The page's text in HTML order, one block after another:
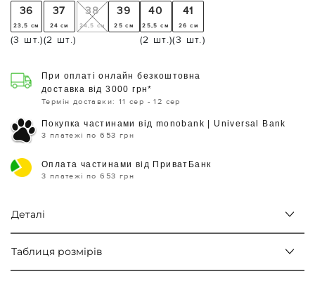
36
23,5 см
(3 шт.)
37
24 см
(2 шт.)
38
24,5 см
39
25 см
40
25,5 см
(2 шт.)
41
26 см
(3 шт.)
При оплаті онлайн безкоштовна
доставка від 3000 грн*
Термін доставки: 11 сер - 12 сер
Покупка частинами від monobank | Universal Bank
3 платежі по 653 грн
Оплата частинами від ПриватБанк
3 платежі по 653 грн
Деталі
Таблиця розмірів